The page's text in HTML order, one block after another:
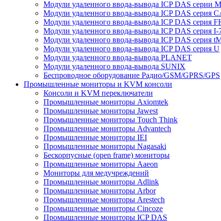
Модули удаленного ввода-вывода ICP DAS серии M
Модули удаленного ввода-вывода ICP DAS серия
Модули удаленного ввода-вывода ICP DAS серия
Модули удаленного ввода-вывода ICP DAS серия I-
Модули удаленного ввода-вывода ICP DAS серия
Модули удаленного ввода-вывода ICP DAS серия U
Модули удаленного ввода-вывода PLANET
Модули удаленного ввода-вывода SUNIX
Беспроводное оборудование Радио/GSM/GPRS/GPS
Промышленные мониторы и KVM консоли
Консоли и KVM переключатели
Промышленные мониторы Axiomtek
Промышленные мониторы Jawest
Промышленные мониторы Touch Think
Промышленные мониторы Advantech
Промышленные мониторы IEI
Промышленные мониторы Nagasaki
Бескорпусные (open frame) мониторы
Промышленные мониторы Aaeon
Мониторы для медучреждений
Промышленные мониторы Adlink
Промышленные мониторы Arbor
Промышленные мониторы Arestech
Промышленные мониторы Cincoze
Промышленные мониторы ICP DAS